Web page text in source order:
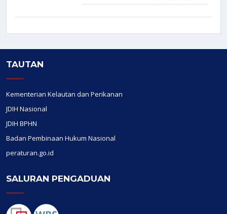
TAUTAN
Kementerian Kelautan dan Perikanan
JDIH Nasional
JDIH BPHN
Badan Pembinaan Hukum Nasional
peraturan.go.id
SALURAN PENGADUAN